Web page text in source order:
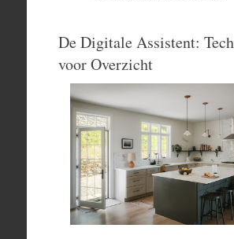
De Digitale Assistent:
voor Overzicht